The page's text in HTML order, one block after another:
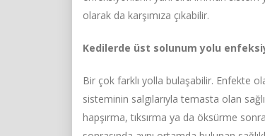
olarak da karşımıza çıkabilir.
Kedilerde üst solunum yolu
Bir çok farklı yolla bulaşabilir. Enfekte
sisteminin salgılarıyla temasta olan
hapşırma, tıksırma ya da öksürme